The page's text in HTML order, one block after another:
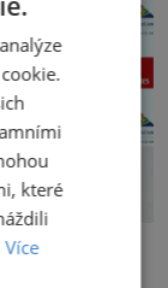
rozšiřují
které
Více